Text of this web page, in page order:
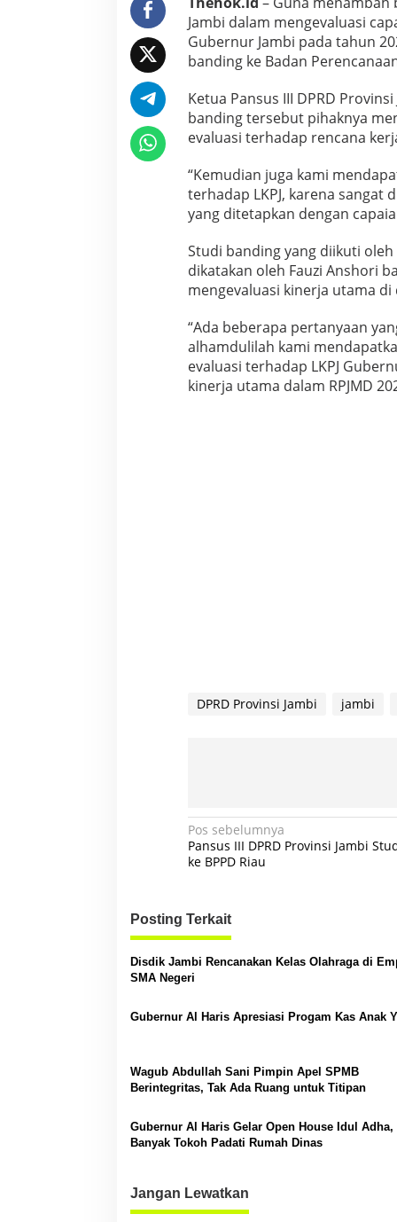
P
P
D
i
a
u
B
h
a
s
E
a
l
u
a
i
C
a
p
a
Jambi dalam mengevaluasi
Gubernur Jambi pada tahun
banding ke Badan
Ketua Pansus III DPRD
banding tersebut pihaknya
evaluasi terhadap rencana
“Kemudian juga kami
terhadap LKPJ, karena
yang ditetapkan dengan
Studi banding yang diikuti oleh
dikatakan oleh Fauzi Anshori
mengevaluasi kinerja utama di
“Ada beberapa pertanyaan
alhamdulilah kami
evaluasi terhadap LKPJ
kinerja utama dalam RPJMD
DPRD Provinsi Jambi jambi
N
a
i
g
a
s
i
s
Pos sebelumnya
Pansus III DPRD Provinsi Jambi
ke BPPD Riau
Posting Terkait
Disdik Jambi Rencanakan Kelas Olahraga di
SMA Negeri
Gubernur Al Haris Apresiasi Progam Kas Anak
Wagub Abdullah Sani Pimpin Apel SPMB
Berintegritas, Tak Ada Ruang untuk Titipan
Gubernur Al Haris Gelar Open House Idul Adha,
Banyak Tokoh Padati Rumah Dinas
Jangan Lewatkan